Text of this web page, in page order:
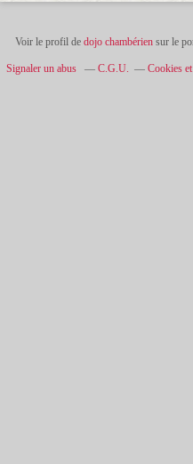
Voir le profil de dojo chambériensur le
Signaler un abus C.G.U. Cookies